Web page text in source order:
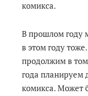
комикса.
В прошлом году
в этом году
продолжим в
года планируем
комикса. Может